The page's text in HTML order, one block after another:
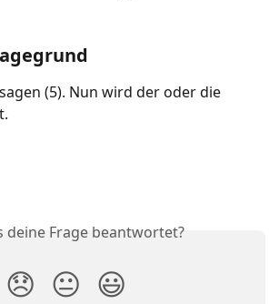
deine Frage beantwortet?
😞 😐 😃